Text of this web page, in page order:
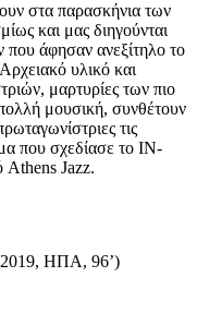
στα παρασκήνια των
και μας διηγούνται
που άφησαν ανεξίτηλο το
υλικό και
μαρτυρίες των πιο
μουσική, συνθέτουν
τις
που σχεδίασε το IN-
Athens Jazz.
2019, ΗΠΑ, 96’)